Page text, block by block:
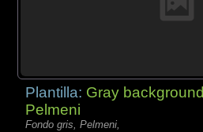
Plantilla: Gray background
Pelmeni
Fondo gris, Pelmeni,